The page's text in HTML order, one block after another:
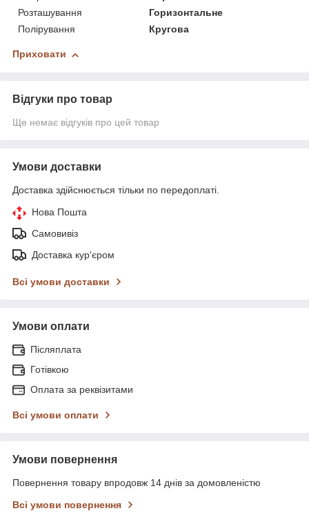
Розташування
Горизонтальне
Полірування
Кругова
Приховати
Відгуки про товар
Ще немає відгуків про цей товар
Умови доставки
Доставка здійснюється тільки по передоплаті.
Нова Пошта
Самовивіз
Доставка кур'єром
Всі умови доставки
Умови оплати
Післяплата
Готівкою
Оплата за реквізитами
Всі умови оплати
Умови повернення
Повернення товару впродовж 14 днів за домовленістю
Всі умови повернення